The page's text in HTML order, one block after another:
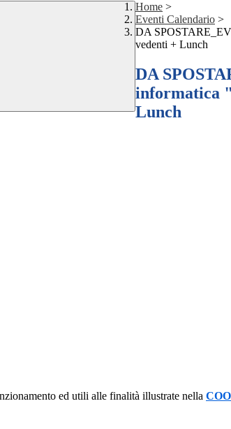
Home >
Eventi Calendario >
DA
vedenti + Lunch
DA
informatica
Lunch
ed utili alle finalità illustrate nella